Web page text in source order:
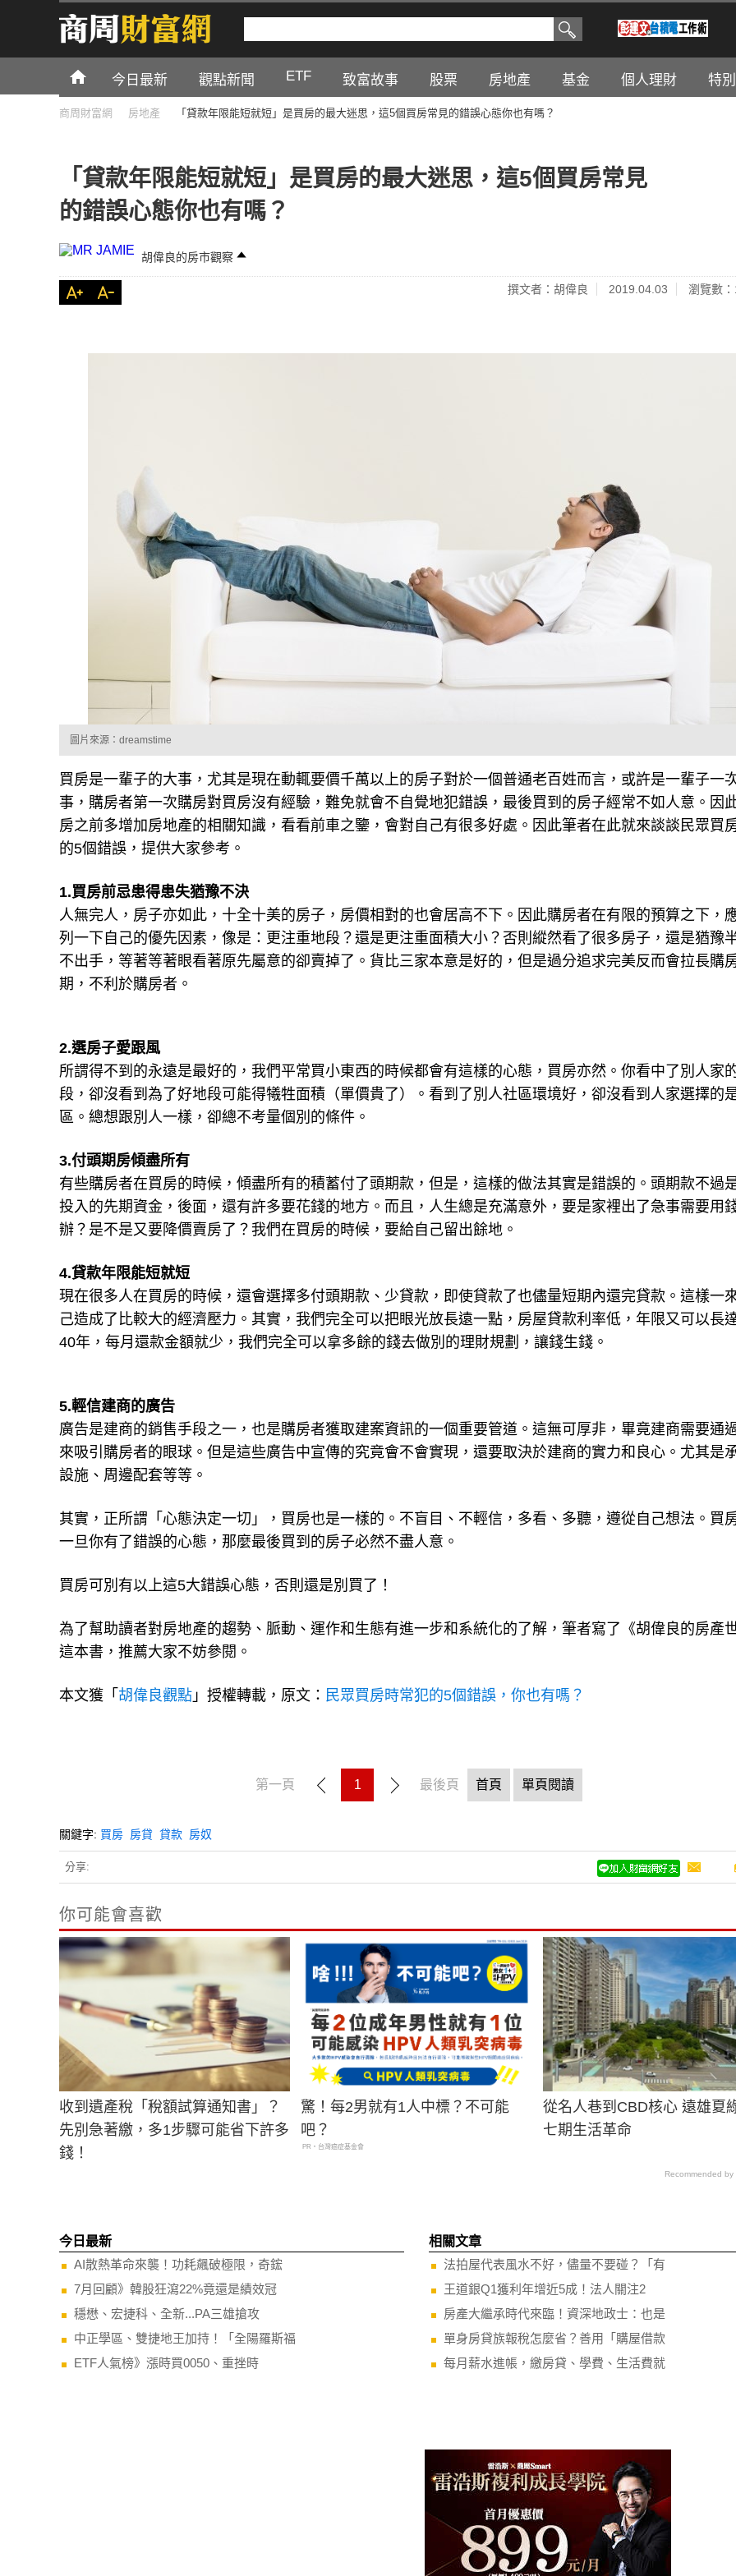
今日最新 觀點新聞 ETF 致富故事 股票 房地產 基金 個人理財 特
商周財富網 房地產 「貸款年限能短就短」是買房的最大迷思，這5個買房常見的錯誤心態你也有嗎？
「貸款年限能短就短」是買房的最大迷思，這5個買房常見
的錯誤心態你也有嗎？
胡偉良的房市觀察
撰文者：胡偉良 2019.04.03 瀏覽數
圖片來源：dreamstime
買房是一輩子的大事，尤其是現在動輒要價千萬以上的房子對於一個普通老百姓而言，或許是一輩子一
事，購房者第一次購房對買房沒有經驗，難免就會不自覺地犯錯誤，最後買到的房子經常不如人意。因
房之前多增加房地產的相關知識，看看前車之鑒，會對自己有很多好處。因此筆者在此就來談談民眾買
的5個錯誤，提供大家參考。
1.買房前忌患得患失猶豫不決
人無完人，房子亦如此，十全十美的房子，房價相對的也會居高不下。因此購房者在有限的預算之下，
列一下自己的優先因素，像是：更注重地段？還是更注重面積大小？否則縱然看了很多房子，還是猶豫
不出手，等著等著眼看著原先屬意的卻賣掉了。貨比三家本意是好的，但是過分追求完美反而會拉長購
期，不利於購房者。
2.選房子愛跟風
所謂得不到的永遠是最好的，我們平常買小東西的時候都會有這樣的心態，買房亦然。你看中了別人家
段，卻沒看到為了好地段可能得犧牲面積（單價貴了）。看到了別人社區環境好，卻沒看到人家選擇的
區。總想跟別人一樣，卻總不考量個別的條件。
3.付頭期房傾盡所有
有些購房者在買房的時候，傾盡所有的積蓄付了頭期款，但是，這樣的做法其實是錯誤的。頭期款不過
投入的先期資金，後面，還有許多要花錢的地方。而且，人生總是充滿意外，要是家裡出了急事需要用
辦？是不是又要降價賣房了？我們在買房的時候，要給自己留出餘地。
4.貸款年限能短就短
現在很多人在買房的時候，還會選擇多付頭期款、少貸款，即使貸款了也儘量短期內還完貸款。這樣一
己造成了比較大的經濟壓力。其實，我們完全可以把眼光放長遠一點，房屋貸款利率低，年限又可以長
40年，每月還款金額就少，我們完全可以拿多餘的錢去做別的理財規劃，讓錢生錢。
5.輕信建商的廣告
廣告是建商的銷售手段之一，也是購房者獲取建案資訊的一個重要管道。這無可厚非，畢竟建商需要通
來吸引購房者的眼球。但是這些廣告中宣傳的究竟會不會實現，還要取決於建商的實力和良心。尤其是
設施、周邊配套等等。
其實，正所謂「心態決定一切」，買房也是一樣的。不盲目、不輕信，多看、多聽，遵從自己想法。買
一旦你有了錯誤的心態，那麼最後買到的房子必然不盡人意。
買房可別有以上這5大錯誤心態，否則還是別買了！
為了幫助讀者對房地產的趨勢、脈動、運作和生態有進一步和系統化的了解，筆者寫了《胡偉良的房產世
這本書，推薦大家不妨參閱。
本文獲「 胡偉良觀點 」授權轉載，原文： 民眾買房時常犯的5個錯誤，你也有嗎？
第一頁 1 最後頁 首頁 單頁閱讀
關鍵字: 買房 房貸 貸款 房奴
分享:
你可能會喜歡
收到遺產稅「稅額試算通知書」？
先別急著繳，多1步驟可能省下許多
錢！
驚！每2男就有1人中標？不可能
吧？
PR・台灣癌症基金會
從名人巷到CBD核心 遠雄夏
七期生活革命
Recommended by
今日最新
AI散熱革命來襲！功耗飆破極限，奇鋐
7月回顧》韓股狂瀉22%竟還是績效冠
穩懋、宏捷科、全新...PA三雄搶攻
中正學區、雙捷地王加持！「全陽羅斯福
ETF人氣榜》漲時買0050、重挫時
相關文章
法拍屋代表風水不好，儘量不要碰？「有
王道銀Q1獲利年增近5成！法人關注2
房產大繼承時代來臨！資深地政士：也是
單身房貸族報稅怎麼省？善用「購屋借款
每月薪水進帳，繳房貸、學費、生活費就